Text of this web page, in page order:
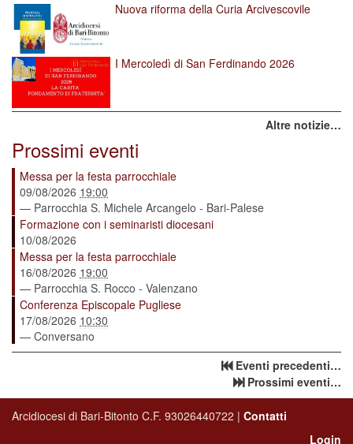
Nuova riforma della Curia Arcivescovile
I Mercoledì di San Ferdinando 2026
Altre notizie…
Prossimi eventi
Messa per la festa parrocchiale
09/08/2026 19:00
— Parrocchia S. Michele Arcangelo - Bari-Palese
Formazione con i seminaristi diocesani
10/08/2026
Messa per la festa parrocchiale
16/08/2026 19:00
— Parrocchia S. Rocco - Valenzano
Conferenza Episcopale Pugliese
17/08/2026 10:30
— Conversano
Eventi precedenti…
Prossimi eventi…
Arcidiocesi di Bari-Bitonto C.F. 93026440722 | Contatti
Login